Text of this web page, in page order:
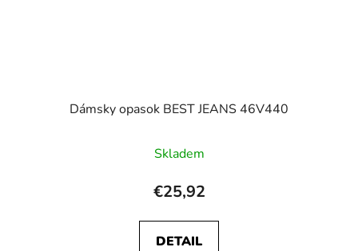
Dámsky opasok BEST JEANS 46V440
Skladem
€25,92
DETAIL